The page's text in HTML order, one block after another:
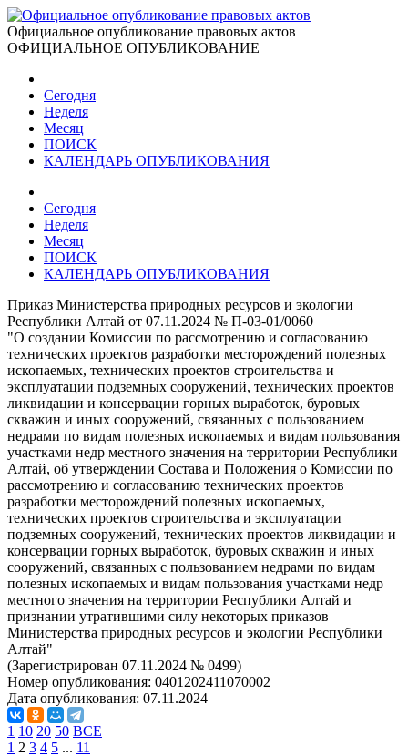
Официальное опубликование правовых актов
ОФИЦИАЛЬНОЕ ОПУБЛИКОВАНИЕ
Сегодня
Неделя
Месяц
ПОИСК
КАЛЕНДАРЬ ОПУБЛИКОВАНИЯ
Сегодня
Неделя
Месяц
ПОИСК
КАЛЕНДАРЬ ОПУБЛИКОВАНИЯ
Приказ Министерства природных ресурсов и экологии
Республики Алтай от 07.11.2024 № П-03-01/0060
"О создании Комиссии по рассмотрению и согласованию
технических проектов разработки месторождений полезных
ископаемых, технических проектов строительства и
эксплуатации подземных сооружений, технических проектов
ликвидации и консервации горных выработок, буровых
скважин и иных сооружений, связанных с пользованием
недрами по видам полезных ископаемых и видам пользования
участками недр местного значения на территории Республики
Алтай, об утверждении Состава и Положения о Комиссии по
рассмотрению и согласованию технических проектов
разработки месторождений полезных ископаемых,
технических проектов строительства и эксплуатации
подземных сооружений, технических проектов ликвидации и
консервации горных выработок, буровых скважин и иных
сооружений, связанных с пользованием недрами по видам
полезных ископаемых и видам пользования участками недр
местного значения на территории Республики Алтай и
признании утратившими силу некоторых приказов
Министерства природных ресурсов и экологии Республики
Алтай"
(Зарегистрирован 07.11.2024 № 0499)
Номер опубликования: 0401202411070002
Дата опубликования: 07.11.2024
1 10 20 50 ВСЕ
1 2 3 4 5 ... 11